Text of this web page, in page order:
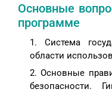
Основные
программе
Система
области
Основные
безопасности.